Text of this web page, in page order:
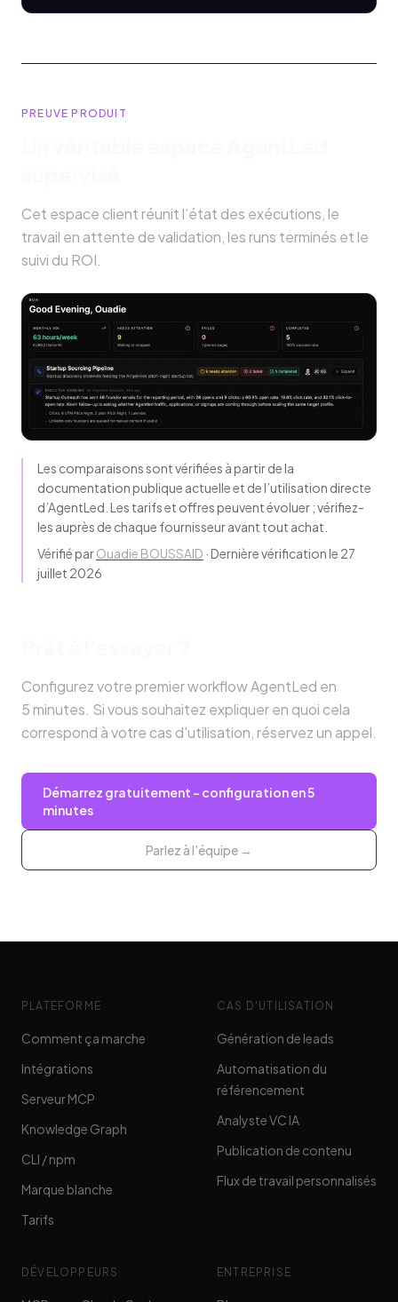
PREUVE PRODUIT
Cet espace client réunit l’état des exécutions, le
travail en attente de validation, les runs terminés et le
suivi du ROI.
Les comparaisons sont vérifiées à partir de la
documentation publique actuelle et de l’utilisation directe
d’AgentLed. Les tarifs et offres peuvent évoluer ; vérifiez-
les auprès de chaque fournisseur avant tout achat.
Vérifié parOuadie BOUSSAID ·Dernière vérification le 27
juillet 2026
Configurez votre premier workflow AgentLed en
5 minutes. Si vous souhaitez expliquer en quoi cela
correspond à votre cas d'utilisation, réservez un appel.
Démarrez gratuitement – configuration en 5
minutes
Parlez à l'équipe →
PLATEFORME
Comment ça marche
Intégrations
Serveur MCP
Knowledge Graph
CLI / npm
Marque blanche
Tarifs
CAS D'UTILISATION
Génération de leads
Automatisation du
référencement
Analyste VC IA
Publication de contenu
Flux de travail personnalisés
DÉVELOPPEURS ENTREPRISE